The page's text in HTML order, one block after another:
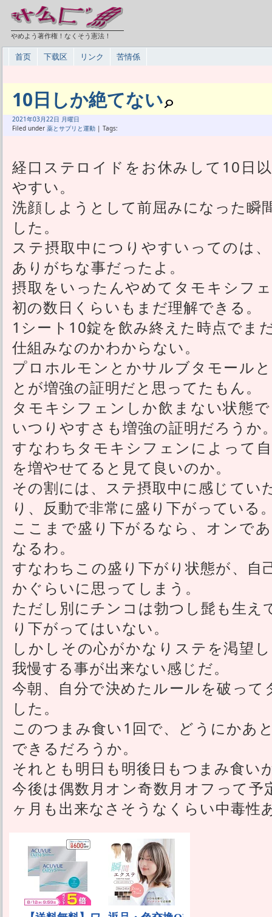
やめよう著作権！なくそう憲法！
首页 下载区 リンク 苦情係
10日しか絶てない
2021年03月22日 月曜日
Filed under 薬とサプリと運動 | Tags:
経口ステロイドをお休みして10日
やすい。
洗顔しようとして前屈みになった瞬
した。
ステ摂取中につりやすいってのは
ありがちな事だったよ。
摂取をいったんやめてタモキシフ
初の数日くらいもまだ理解できる。
1シート10錠を飲み終えた時点でま
仕組みなのかわからない。
プロホルモンとかサルブタモール
とが増強の証明だと思ってたもん。
タモキシフェンしか飲まない状態
いつりやすさも増強の証明だろうか
すなわちタモキシフェンによって
を増やせてると見て良いのか。
その割には、ステ摂取中に感じてい
り、反動で非常に盛り下がっている
ここまで盛り下がるなら、オンで
なるわ。
すなわちこの盛り下がり状態が、自
かぐらいに思ってしまう。
ただし別にチンコは勃つし髭も生え
り下がってはいない。
しかしその心がかなりステを渇望
我慢する事が出来ない感じだ。
今朝、自分で決めたルールを破っ
した。
このつまみ食い1回で、どうにかあ
できるだろうか。
それとも明日も明後日もつまみ食い
今後は偶数月オン奇数月オフって
ヶ月も出来なさそうなくらい中毒性